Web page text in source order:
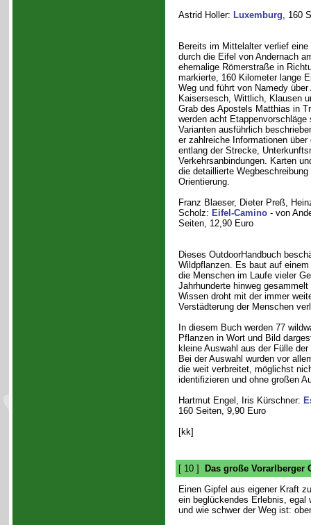
Astrid Holler: Luxemburg, 160
Bereits im Mittelalter verlief eine
durch die Eifel von Andernach
ehemalige Römerstraße in
markierte, 160 Kilometer lange
Weg und führt von Namedy
Kaisersesch, Wittlich, Klausen
Grab des Apostels Matthias in
werden acht Etappenvorschläge
Varianten ausführlich
er zahlreiche Informationen
entlang der Strecke,
Verkehrsanbindungen. Karten
die detaillierte
Orientierung.
Franz Blaeser, Dieter Preß,
Scholz: Eifel-Camino- von
Seiten, 12,90 Euro
Dieses OutdoorHandbuch
Wildpflanzen. Es baut auf
die Menschen im Laufe vieler
Jahrhunderte hinweg
Wissen droht mit der immer
Verstädterung der Menschen
In diesem Buch werden 77
Pflanzen in Wort und Bild
kleine Auswahl aus der Fülle
Bei der Auswahl wurden vor
die weit verbreitet, möglichst
identifizieren und ohne großen
Hartmut Engel, Iris Kürschner:
160 Seiten, 9,90 Euro
[kk]
[ 10 ]
Das große Vorarlberger
Einen Gipfel aus eigener Kraft
ein beglückendes Erlebnis, egal
und wie schwer der Weg ist: